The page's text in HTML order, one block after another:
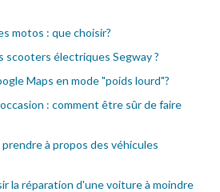
motos : que choisir?
scooters électriques Segway ?
Maps en mode "poids lourd"?
: comment être sûr de faire
à propos des véhicules
la réparation d'une voiture à moindre